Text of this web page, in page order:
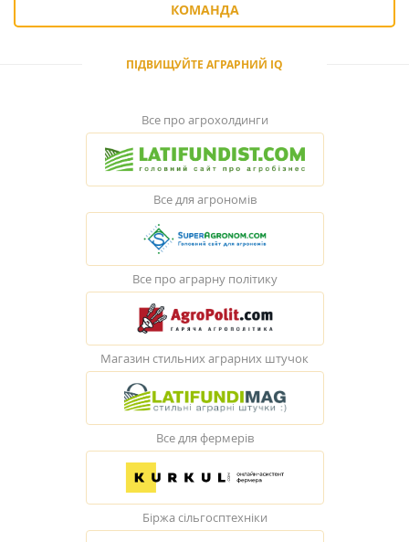
КОМАНДА
ПІДВИЩУЙТЕ АГРАРНИЙ IQ
Все про агрохолдинги
Все для агрономів
Все про аграрну політику
Магазин стильних аграрних штучок
Все для фермерів
Біржа сільгосптехніки